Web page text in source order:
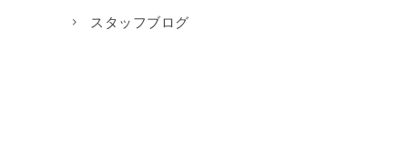
スタッフブログ